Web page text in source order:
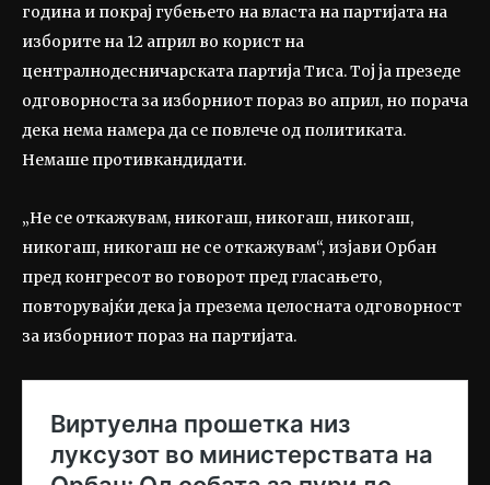
година и покрај губењето на власта на партијата на
изборите на 12 април во корист на
централнодесничарската партија Тиса. Тој ја презеде
одговорноста за изборниот пораз во април, но порача
дека нема намера да се повлече од политиката.
Немаше противкандидати.
„Не се откажувам, никогаш, никогаш, никогаш,
никогаш, никогаш не се откажувам“, изјави Орбан
пред конгресот во говорот пред гласањето,
повторувајќи дека ја презема целосната одговорност
за изборниот пораз на партијата.